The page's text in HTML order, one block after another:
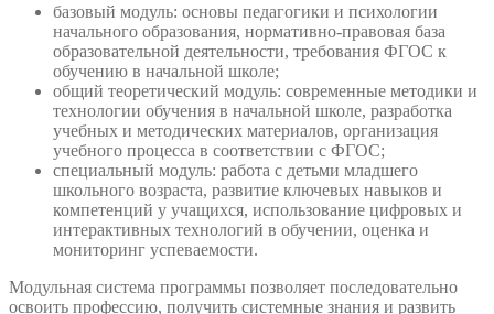
базовый модуль: основы педагогики и психологии
начального образования, нормативно-правовая база
образовательной деятельности, требования ФГОС к
обучению в начальной школе;
общий теоретический модуль: современные методики и
технологии обучения в начальной школе, разработка
учебных и методических материалов, организация
учебного процесса в соответствии с ФГОС;
специальный модуль: работа с детьми младшего
школьного возраста, развитие ключевых навыков и
компетенций у учащихся, использование цифровых и
интерактивных технологий в обучении, оценка и
мониторинг успеваемости.
Модульная система программы позволяет последовательно
освоить профессию, получить системные знания и развить